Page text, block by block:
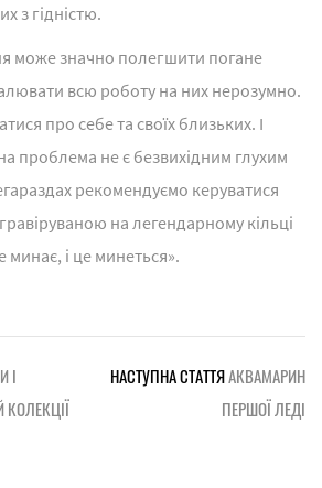
з гідністю.
може значно полегшити погане
всю роботу на них нерозумно.
про себе та своїх близьких. І
проблема не є безвихідним глухим
рекомендуємо керуватися
на легендарному кільці
і це минеться».
І
НАСТУПНА СТАТТЯАКВАМАРИН
ПЕРШОЇ ЛЕДІ